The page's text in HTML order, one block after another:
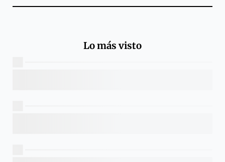
Lo más visto